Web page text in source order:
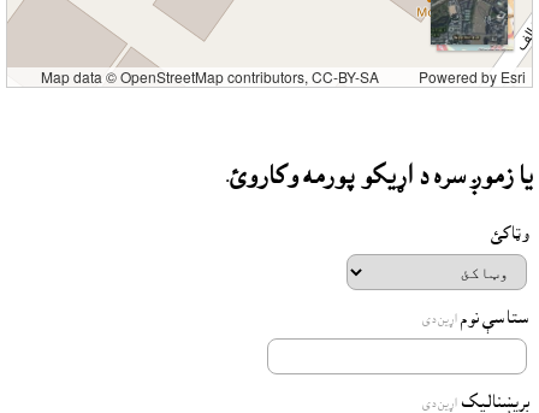
Map data © OpenStreetMap contributors, CC-BY-SA Powered by Esri
يا زموږ سره د اړيکو پورمه وکاروئ.
وټاکئ
ستاسې نوم اړين دى
بريښناليک اړين دى